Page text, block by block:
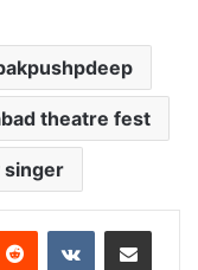
theatre fest
singer
Reddit VKontakteShare via Email